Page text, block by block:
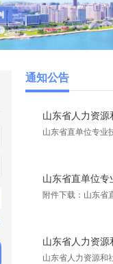
通知公告
山东省人力资
山东省直单位专业
山东省直单位
附件下载：山东省
山东省人力资
山东省人力资源和